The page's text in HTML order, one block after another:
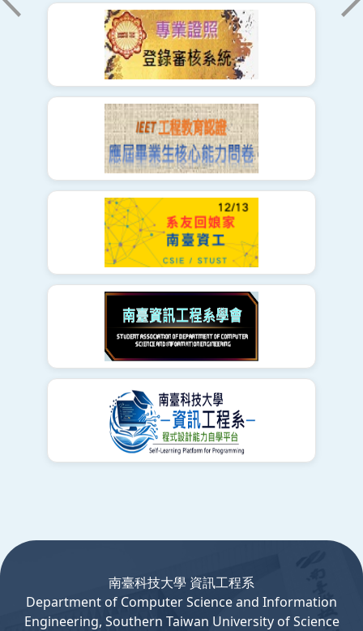
南臺科技大學 資訊工程系
Departmentof ComputerScience and Information
Engineering, Southern Taiwan University of Science